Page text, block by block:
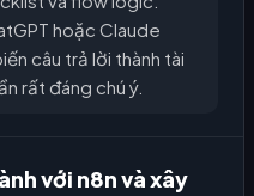
hoặc Claude
câu trả lời thành tài
rất đáng chú ý.
với n8n và xây